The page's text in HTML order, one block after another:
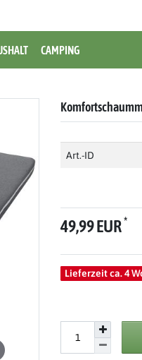
CAMPING
Art.-ID
49,99 EUR*
Lieferzeit ca. 4